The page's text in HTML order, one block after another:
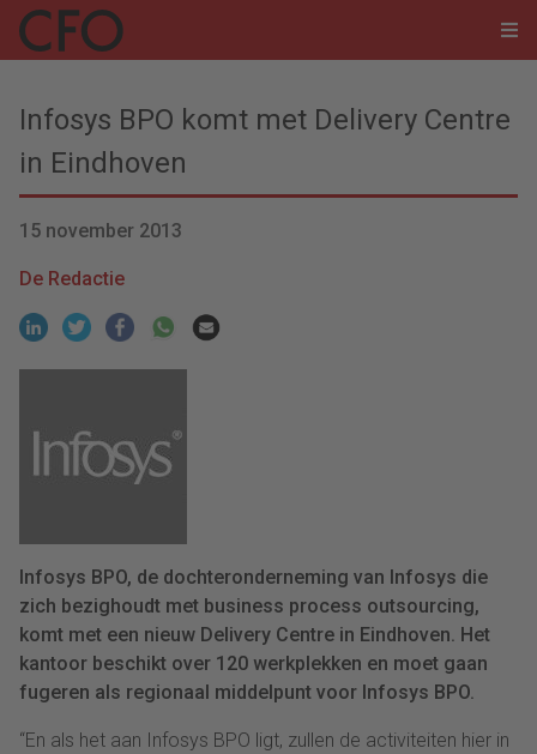
Infosys BPO komt met Delivery Centre
in Eindhoven
15 november 2013
De Redactie
Infosys BPO, de dochteronderneming van Infosys die
zich bezighoudt met business process outsourcing,
komt met een nieuw Delivery Centre in Eindhoven. Het
kantoor beschikt over 120 werkplekken en moet gaan
fugeren als regionaal middelpunt voor Infosys BPO.
“En als het aan Infosys BPO ligt, zullen de activiteiten hier in